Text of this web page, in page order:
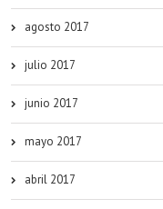
agosto 2017
julio 2017
junio 2017
mayo 2017
abril 2017